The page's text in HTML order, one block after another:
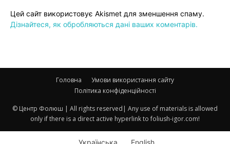
Цей сайт використовує Akismet для зменшення спаму.
Дізнайтеся, як обробляються дані ваших коментарів.
Головна
Умови використання сайту
Політика конфіденційності
© Центр Фолюш | All rights reserved| Any use of materials is allowed
only if there is a direct active hyperlink to foliush-igor.com!
Українська English